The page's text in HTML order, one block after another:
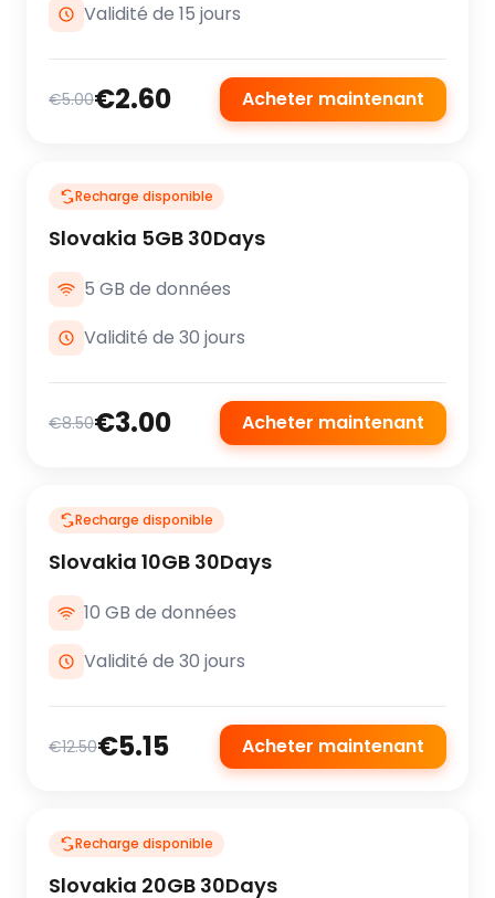
Validité de 15 jours
€5.00€2.60 Acheter maintenant
Recharge disponible
Slovakia 5GB 30Days
5 GB de données
Validité de 30 jours
€8.50€3.00 Acheter maintenant
Recharge disponible
Slovakia 10GB 30Days
10 GB de données
Validité de 30 jours
€12.50€5.15 Acheter maintenant
Recharge disponible
Slovakia 20GB 30Days